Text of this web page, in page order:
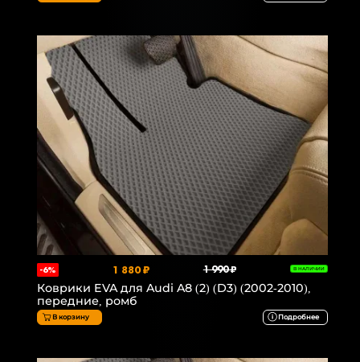
-6% 1 880 ₽ 1 990 ₽ В НАЛИЧИИ
Коврики EVA для Audi A8 (2) (D3) (2002-2010),
передние, ромб
В корзину Подробнее